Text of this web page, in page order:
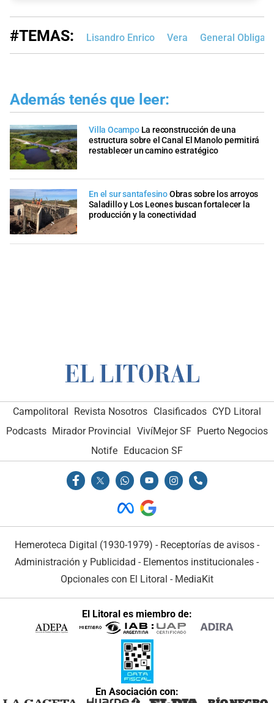
#TEMAS: Lisandro Enrico Vera General
Además tenés que leer:
Villa Ocampo La reconstrucción de una
estructura sobre el Canal El Manolo permitirá
restablecer un camino estratégico
En el sur santafesinoObras sobre los arroyos
Saladillo y Los Leones buscan fortalecer la
producción y la conectividad
Campolitoral Revista Nosotros Clasificados CYD Litoral
Podcasts Mirador Provincial VivíMejor SF Puerto Negocios
Notife
Educacion SF
Hemeroteca Digital (1930-1979) - Receptorías de avisos -
Administración y Publicidad - Elementos institucionales -
Opcionales con El Litoral - MediaKit
El Litoral es miembro de:
En Asociación con: